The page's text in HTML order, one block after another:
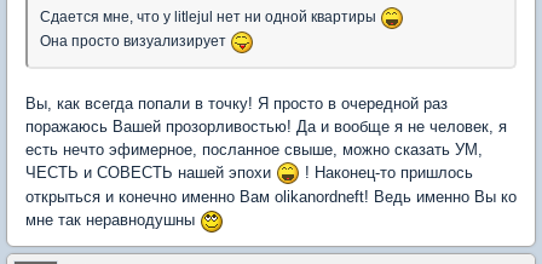
Сдается мне, что у litlejul нет ни одной квартиры
Она просто визуализирует
Вы, как всегда попали в точку! Я просто в очередной раз
поражаюсь Вашей прозорливостью! Да и вообще я не человек, я
есть нечто эфимерное, посланное свыше, можно сказать УМ,
ЧЕСТЬ и СОВЕСТЬ нашей эпохи
! Наконец-то пришлось
открыться и конечно именно Вам olikanordneft! Ведь именно Вы ко
мне так неравнодушны